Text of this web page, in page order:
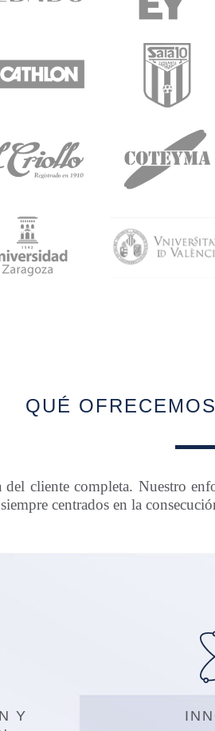
QUÉ
del cliente completa. Nuestro
centrados en la
Y